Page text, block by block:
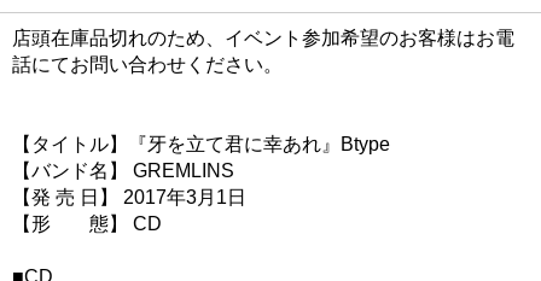
店頭在庫品切れのため、イベント参加希望のお客様はお電
話にてお問い合わせください。
【タイトル】『牙を立て君に幸あれ』Btype
【バンド名】 GREMLINS
【発 売 日】 2017年3月1日
【形 態】 CD
■CD